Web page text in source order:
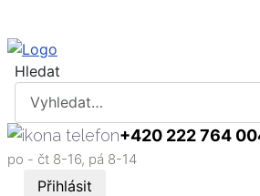
Hledat
+420 222 764
po - čt 8-16, pá 8-14
Přihlásit